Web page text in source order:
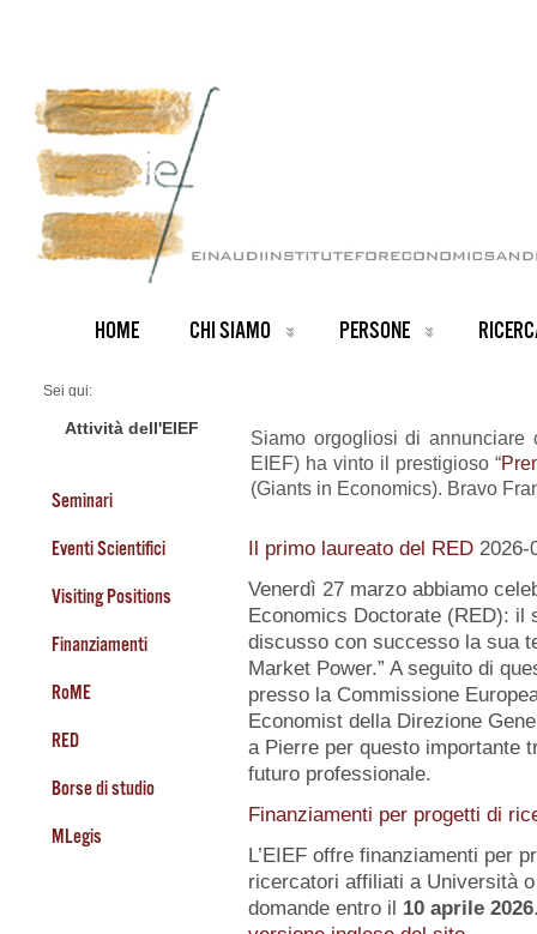
HOME CHI SIAMO PERSONE
Sei qui:
ARCHIVIO NOTIZIE
Premio prestigioso a Francesco Lippi
Attività dell'EIEF
Seminari
Eventi Scientifici
Visiting Positions
Finanziamenti
RoME
RED
Borse di studio
MLegis
Siamo orgogliosi di
EIEF) ha vinto il prestigioso “
(Giants in Economics). Bravo
Il primo laureato del RED 2026-
Venerdì 27 marzo abbiamo
Economics Doctorate (RED): il
discusso con successo la sua
Market Power.” A seguito di
presso la Commissione
Economist della Direzione
a Pierre per questo importante
futuro professionale.
Finanziamenti per progetti di
L’EIEF offre finanziamenti per
ricercatori affiliati a Università
domande entro il 10 aprile 2026